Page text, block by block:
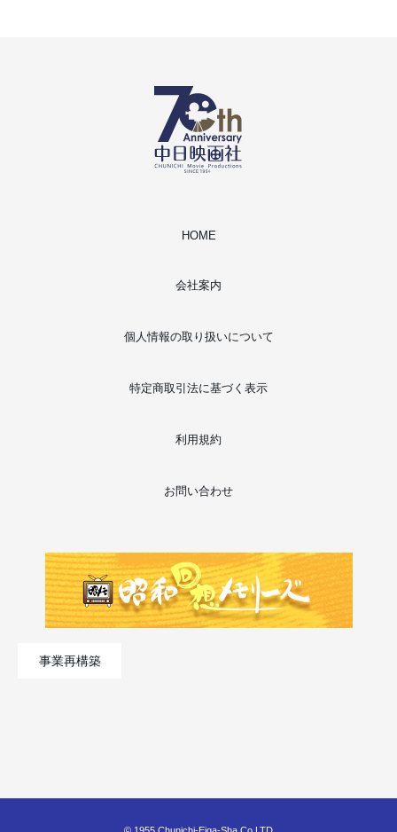
HOME
会社案内
個人情報の取り扱いについて
特定商取引法に基づく表示
利用規約
お問い合わせ
事業再構築